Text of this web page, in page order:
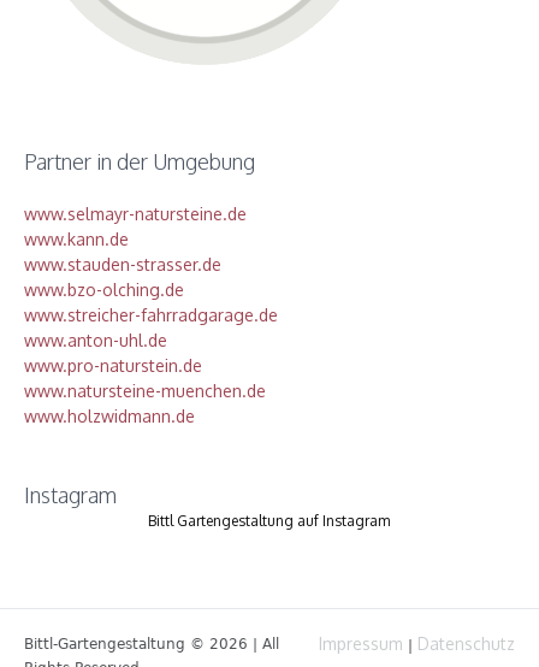
Partner in der Umgebung
www.selmayr-natursteine.de
www.kann.de
www.stauden-strasser.de
www.bzo-olching.de
www.streicher-fahrradgarage.de
www.anton-uhl.de
www.pro-naturstein.de
www.natursteine-muenchen.de
www.holzwidmann.de
Instagram
Bittl Gartengestaltung auf Instagram
Impressum Datenschutz
Bittl-Gartengestaltung © 2026 | All